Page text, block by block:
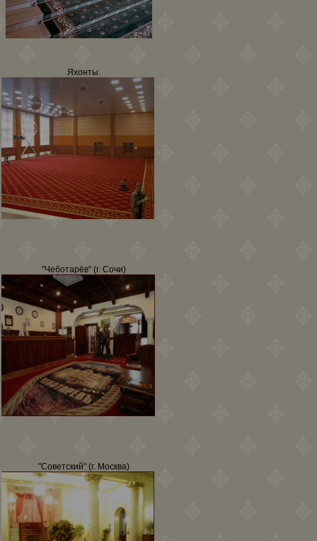
Яхонты.
"Чеботарёв" (г. Сочи)
"Советский" (г. Москва)